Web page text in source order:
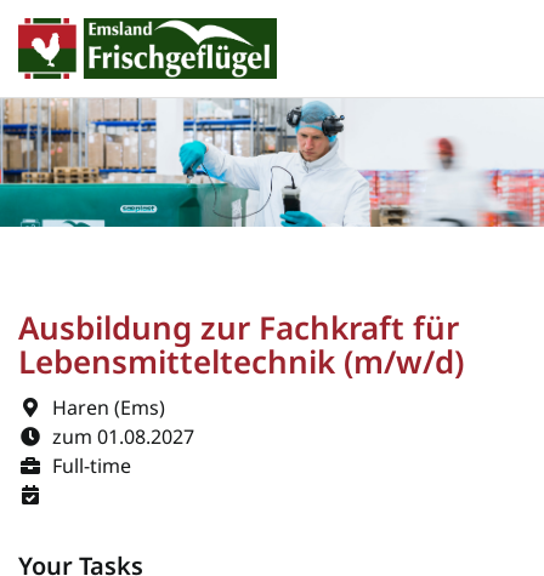
Ausbildung zur Fachkraft für
Lebensmitteltechnik (m/w/d)
Haren (Ems)
zum 01.08.2027
Full-time
Your Tasks